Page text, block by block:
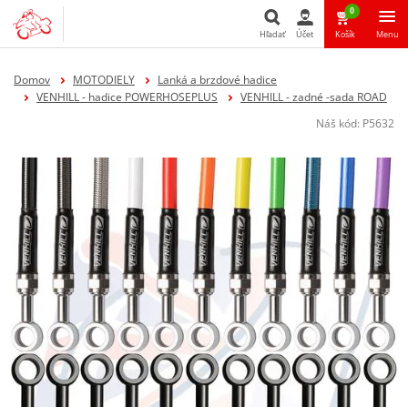
Hľadať Účet
0
Košík Menu
Domov MOTODIELY
Lanká a brzdové hadice
VENHILL - hadice POWERHOSEPLUS
VENHILL - zadné -sada ROAD
Náš kód: P5632